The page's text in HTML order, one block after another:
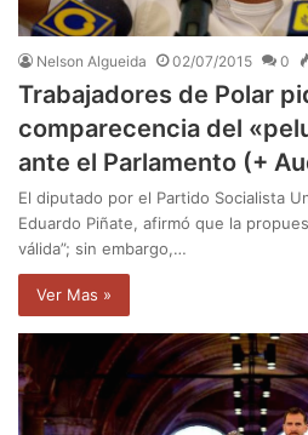
Nelson Algueida 02/07/2015 0
Trabajadores de Polar
comparecencia del
ante el Parlamento (+
El diputado por el Partido Socialista
Eduardo Piñate, afirmó que la
válida”; sin embargo,…
Ver Mas »